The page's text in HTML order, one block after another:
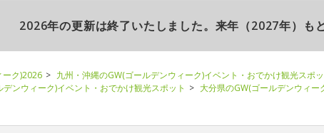
2026年の更新は終了いたしました。来年（2027年）も
ーク)2026
九州・沖縄のGW(ゴールデンウィーク)イベント・おでかけ観光スポッ
ンウィーク)イベント・おでかけ観光スポット
大分県のGW(ゴールデンウィー